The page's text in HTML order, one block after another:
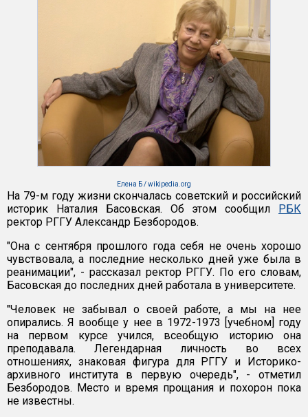
Елена Б / wikipedia.org
На 79-м году жизни скончалась советский и российский
историк Наталия Басовская. Об этом сообщил РБК
ректор РГГУ Александр Безбородов.
"Она с сентября прошлого года себя не очень хорошо
чувствовала, а последние несколько дней уже была в
реанимации", - рассказал ректор РГГУ. По его словам,
Басовская до последних дней работала в университете.
"Человек не забывал о своей работе, а мы на нее
опирались. Я вообще у нее в 1972-1973 [учебном] году
на первом курсе учился, всеобщую историю она
преподавала. Легендарная личность во всех
отношениях, знаковая фигура для РГГУ и Историко-
архивного института в первую очередь", - отметил
Безбородов. Место и время прощания и похорон пока
не известны.